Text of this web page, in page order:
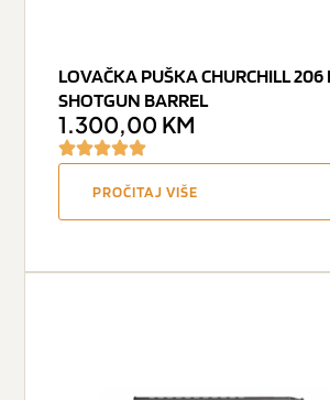
LOVAČKA PUŠKA CHURCHILL 206
SHOTGUN BARREL
1.300,00 KM
PROČITAJ VIŠE